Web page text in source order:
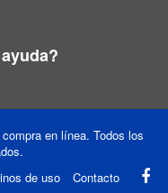
en línea. Todos los
de uso Contacto